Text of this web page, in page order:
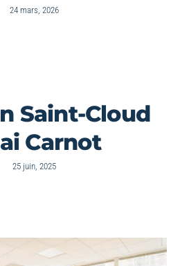
24 mars, 2026
Saint-Cloud
Carnot
25 juin, 2025